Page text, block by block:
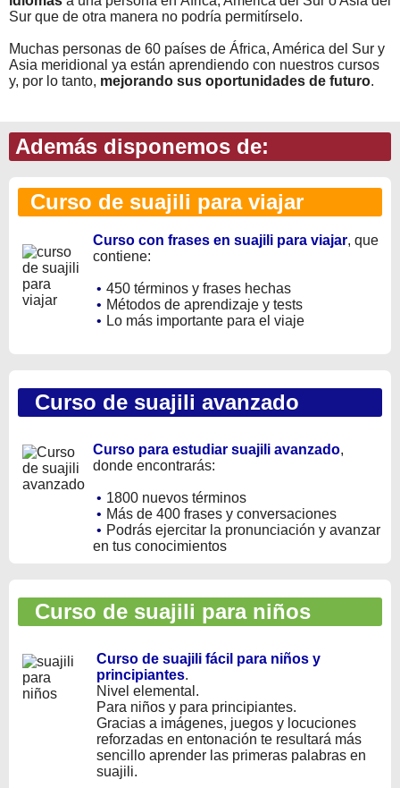
Sur que de otra manera no podría permitírselo.
Muchas personas de 60 países de África, América del Sur y
Asia meridional ya están aprendiendo con nuestros cursos
y, por lo tanto, mejorando sus oportunidades de futuro.
Además disponemos de:
Curso de suajili para viajar
Curso con frases en suajili para viajar, que
contiene:
• 450 términos y frases hechas
• Métodos de aprendizaje y tests
• Lo más importante para el viaje
Curso de suajili avanzado
Curso para estudiar suajili avanzado,
donde encontrarás:
• 1800 nuevos términos
• Más de 400 frases y conversaciones
• Podrás ejercitar la pronunciación y avanzar
en tus conocimientos
Curso de suajili para niños
Curso de suajili fácil para niños y
principiantes.
Nivel elemental.
Para niños y para principiantes.
Gracias a imágenes, juegos y locuciones
reforzadas en entonación te resultará más
sencillo aprender las primeras palabras en
suajili.